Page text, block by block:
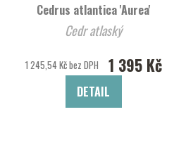
Cedrus atlantica 'Aurea'
Cedr atlaský
1 245,54 Kč bez DPH 1 395 Kč
DETAIL